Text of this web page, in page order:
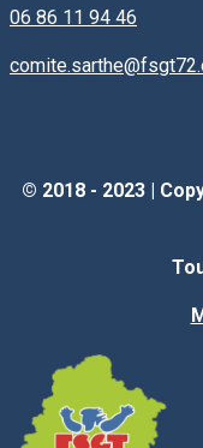
06 86 11 94 46
© 2018 - 2023 |